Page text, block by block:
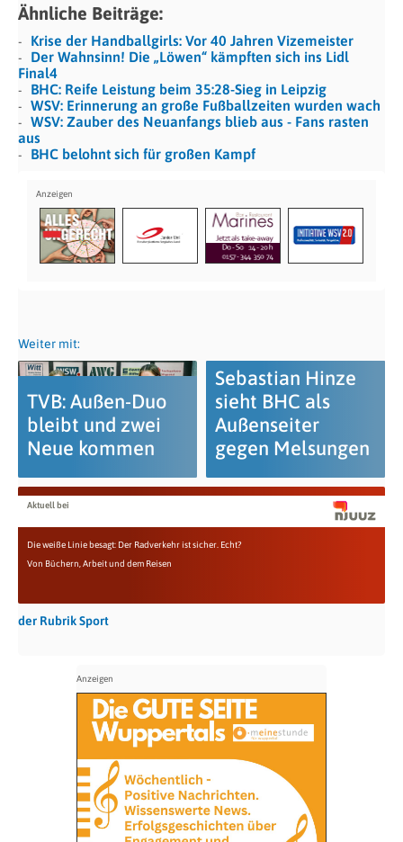
Ähnliche Beiträge:
Krise der Handballgirls: Vor 40 Jahren Vizemeister
Der Wahnsinn! Die „Löwen“ kämpften sich ins Lidl
Final4
BHC: Reife Leistung beim 35:28-Sieg in Leipzig
WSV: Erinnerung an große Fußballzeiten wurden wach
WSV: Zauber des Neuanfangs blieb aus - Fans rasten
aus
BHC belohnt sich für großen Kampf
Weiter mit:
TVB: Außen-Duo
bleibt und zwei
Neue kommen
Sebastian Hinze
sieht BHC als
Außenseiter
gegen Melsungen
Aktuell bei
Die weiße Linie besagt: Der Radverkehr ist sicher. Echt?
Von Büchern, Arbeit und dem Reisen
der Rubrik Sport